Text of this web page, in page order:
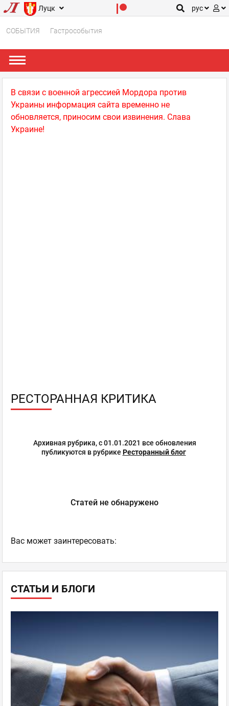
Луцк рус
СОБЫТИЯ Гастрособытия
СТАТЬИ И БЛОГИ
В связи с военной агрессией Мордора против
Украины информация сайта временно не
обновляется, приносим свои извинения. Слава
Украине!
РЕСТОРАННАЯ КРИТИКА
Архивная рубрика, с 01.01.2021 все обновления
публикуются в рубрике Ресторанный блог
Статей не обнаружено
Ваc может заинтересовать: